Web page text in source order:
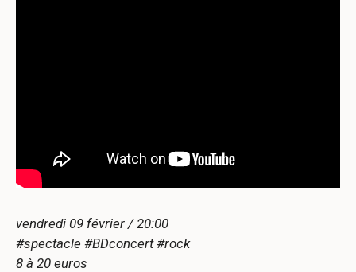
vendredi 09 février / 20:00
#spectacle #BDconcert #rock
8 à 20 euros